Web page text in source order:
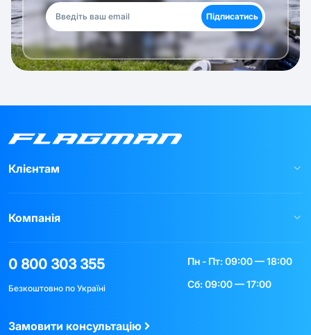
Підписатись
Клієнтам
Компанія
0 800 303 355
Безкоштовно по Україні
Пн - Пт: 09:00 — 18:00
Сб: 09:00 — 17:00
Замовити консультацію